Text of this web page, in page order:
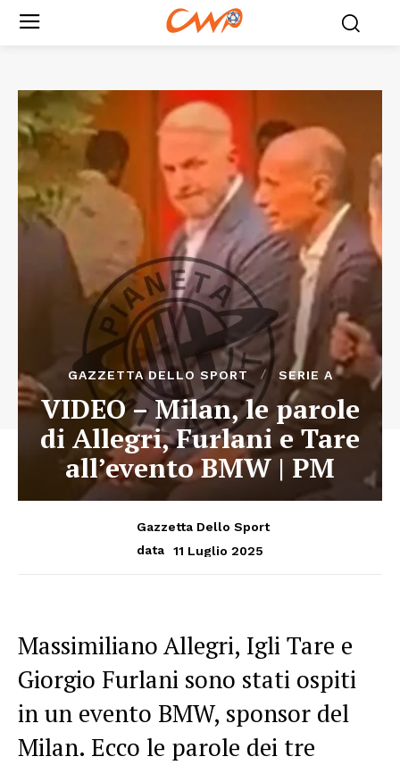
GAZZETTA DELLO SPORT SERIE A
VIDEO – Milan, le parole
di Allegri, Furlani e Tare
all’evento BMW | PM
Gazzetta Dello Sport
data
11 Luglio 2025
Massimiliano Allegri, Igli Tare e
Giorgio Furlani sono stati ospiti
in un evento BMW, sponsor del
Milan. Ecco le parole dei tre